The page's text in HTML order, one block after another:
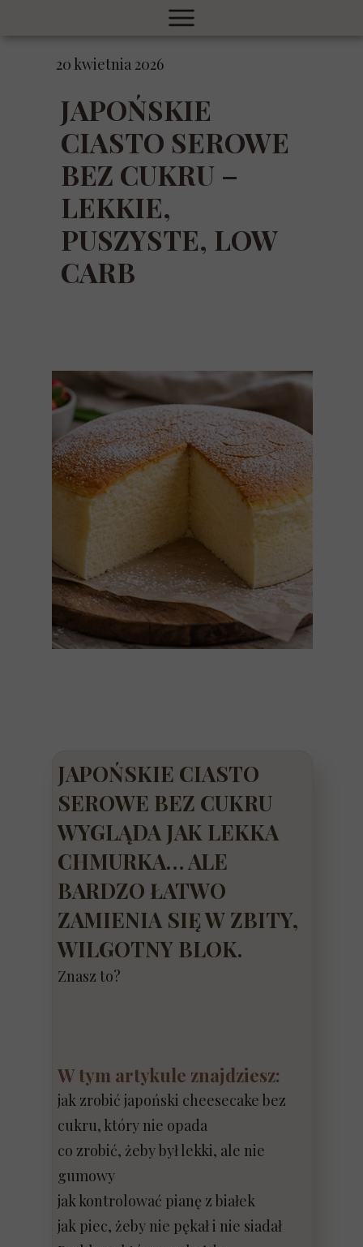
20 kwietnia 2026
JAPOŃSKIE
CIASTO SEROWE
BEZ CUKRU –
LEKKIE,
PUSZYSTE, LOW
CARB
JAPOŃSKIE CIASTO
SEROWE BEZ CUKRU
WYGLĄDA JAK LEKKA
CHMURKA… ALE
BARDZO ŁATWO
ZAMIENIA SIĘ W ZBITY,
WILGOTNY BLOK.
Znasz to?
W tym artykule znajdziesz:
jak zrobić japoński cheesecake bez
cukru, który nie opada
co zrobić, żeby był lekki, ale nie
gumowy
jak kontrolować pianę z białek
jak piec, żeby nie pękał i nie siadał